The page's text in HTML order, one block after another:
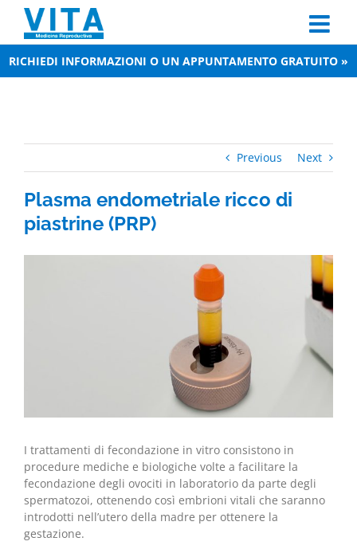
content
RICHIEDI INFORMAZIONI O UN APPUNTAMENTO GRATUITO »
Previous Next
Plasma endometriale ricco di
piastrine (PRP)
I trattamenti di fecondazione in vitro consistono in
procedure mediche e biologiche volte a facilitare la
fecondazione degli ovociti in laboratorio da parte degli
spermatozoi, ottenendo così embrioni vitali che saranno
introdotti nell’utero della madre per ottenere la
gestazione.